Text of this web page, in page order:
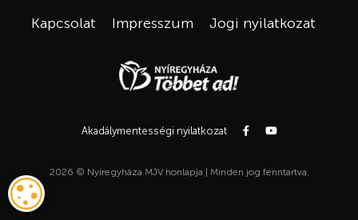
Kapcsolat Impresszum Jogi nyilatkozat
Akadálymentességi nyilatkozat
2026 © Nyíregyháza MJV honlapja | Minden jog fenntartva.